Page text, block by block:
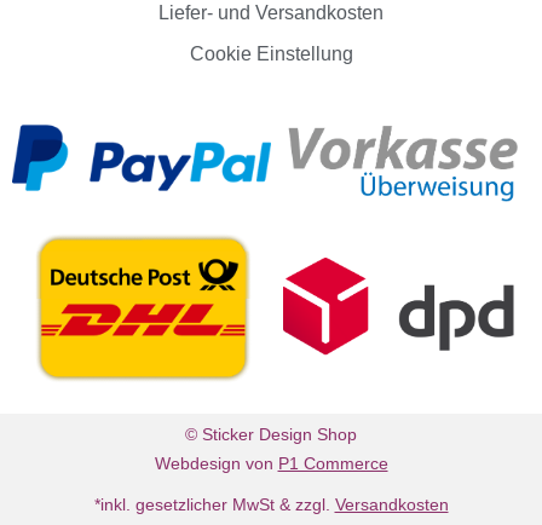
Liefer- und Versandkosten
Cookie Einstellung
© Sticker Design Shop
Webdesign von P1 Commerce
*inkl. gesetzlicher MwSt & zzgl. Versandkosten